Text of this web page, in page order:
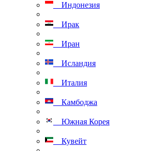
Индонезия
Ирак
Иран
Исландия
Италия
Камбоджа
Южная Корея
Кувейт